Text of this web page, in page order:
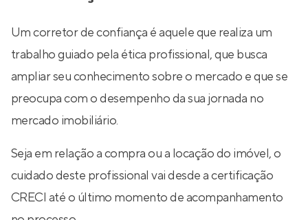
Um corretor de confiança é aquele que realiza um
trabalho guiado pela ética profissional, que busca
ampliar seu conhecimento sobre o mercado e que se
preocupa com o desempenho da sua jornada no
mercado imobiliário.
Seja em relação a compra ou a locação do imóvel, o
cuidado deste profissional vai desde a certificação
CRECI até o último momento de acompanhamento